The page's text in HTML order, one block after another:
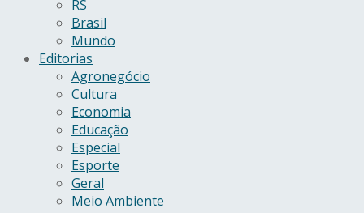
RS
Brasil
Mundo
Editorias
Agronegócio
Cultura
Economia
Educação
Especial
Esporte
Geral
Meio Ambiente